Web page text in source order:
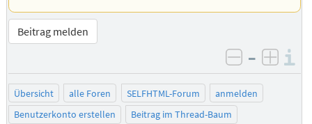
Beitrag melden
negativ
–
Übersicht alle Foren SELFHTML-Forum
anmelden
Benutzerkonto erstellen
Beitrag im Thread-Baum